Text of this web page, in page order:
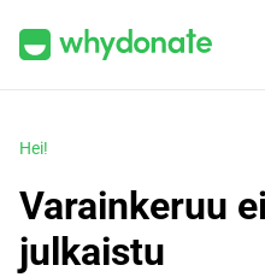
Hei!
Varainkeruu
julkaistu